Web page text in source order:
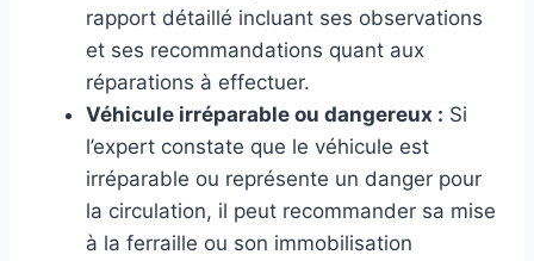
rapport détaillé incluant ses observations
et ses recommandations quant aux
réparations à effectuer.
Véhicule irréparable ou dangereux : Si
l’expert constate que le véhicule est
irréparable ou représente un danger pour
la circulation, il peut recommander sa mise
à la ferraille ou son immobilisation